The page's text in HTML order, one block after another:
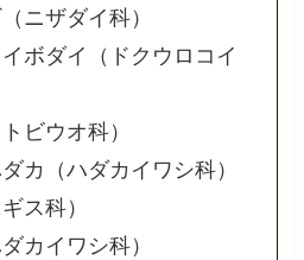
ニザダイ科）
ボダイ（ドクウロコイ
ビウオ科）
カ（ハダカイワシ科）
ス科）
カイワシ科）